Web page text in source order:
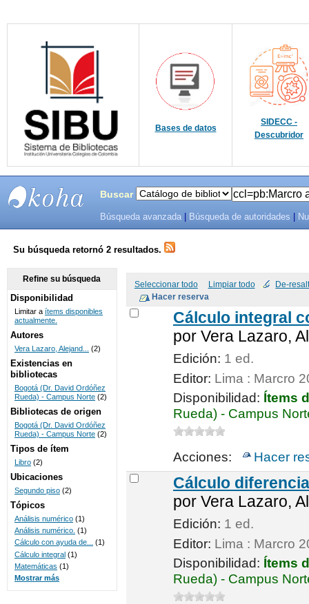
Bases de datos
SIDECC -
Descubridor
SISTEMAS
DE
BIBLIOTECAS
UNICOC
Buscar
Búsqueda avanzada Búsqueda de autoridades
Su búsqueda retornó 2 resultados.
Seleccionar todo Limpiar todo De-
Cálculo integral
por Vera Lazaro,
Edición: 1 ed.
Editor: Lima : Marcro
Disponibilidad: Ítems
Rueda) - Campus
Acciones: Hacer
Cálculo
por Vera Lazaro,
Edición: 1 ed.
Editor: Lima : Marcro
Disponibilidad: Ítems
Rueda) - Campus
Refine su búsqueda
Disponibilidad
Limitar a ítems disponibles
actualmente.
Autores
Vera Lazaro, Alejand... (2)
Existencias en
bibliotecas
Bogotá (Dr. David Ordóñez
Rueda) - Campus Norte (2)
Bibliotecas de origen
Bogotá (Dr. David Ordóñez
Rueda) - Campus Norte (2)
Tipos de ítem
Libro (2)
Ubicaciones
Segundo piso (2)
Tópicos
Análisis numérico (1)
Análisis numérico. (1)
Cálculo con ayuda de... (1)
Cálculo integral (1)
Matemáticas (1)
Mostrar más